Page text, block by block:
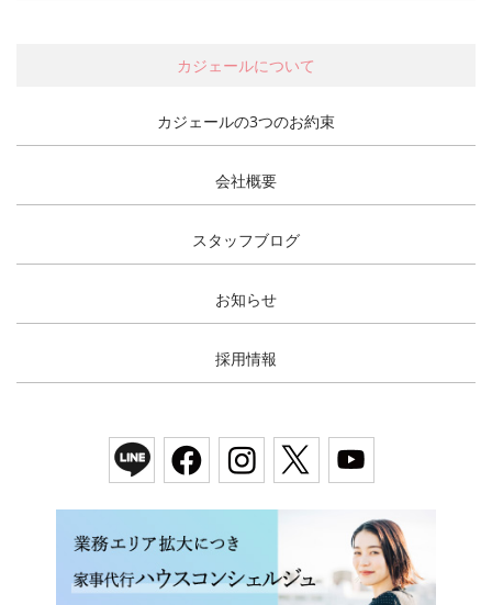
カジェールについて
カジェールの3つのお約束
会社概要
スタッフブログ
お知らせ
採用情報